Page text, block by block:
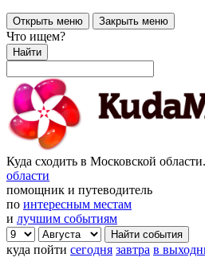
Открыть меню Закрыть меню
Что ищем?
Найти
Куда сходить в Московской
области
помощник и путеводитель
по интересным местам
и лучшим событиям
куда пойти сегодня завтра в